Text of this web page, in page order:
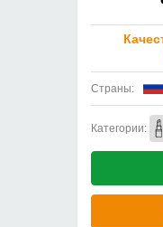
Страны:
Категории: